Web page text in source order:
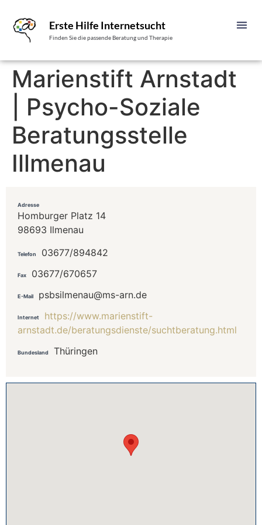
Erste Hilfe Internetsucht
Finden Sie die passende Beratung und Therapie
Marienstift Arnstadt
| Psycho-Soziale
Beratungsstelle
Illmenau
Adresse
Homburger Platz 14
98693 Ilmenau
Telefon 03677/894842
Fax 03677/670657
E-Mail psbsilmenau@ms-arn.de
Internet
https://www.marienstift-
arnstadt.de/beratungsdienste/suchtberatung.html
Bundesland Thüringen